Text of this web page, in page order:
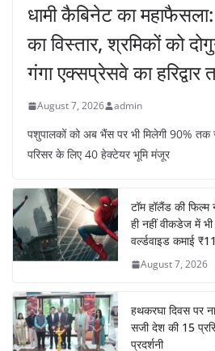
धामी कैबिनेट का
का विस्तार, श्रमिकों को
गंगा एक्सप्रेसवे का हरिद्वार
August 7, 2026 admin
पशुपालकों को अब भैंस पर भी मिलेगी 90% तक
परिसर के लिए 40 हेक्टेयर भूमि मंजूर
टॉम हॉलैंड की फिल्म
ही नहीं वीकडेज में
वर्ल्डवाइड कमाई
August 7, 2026
हथकरघा दिवस पर
सजी देश की 15
प्रदर्शनी